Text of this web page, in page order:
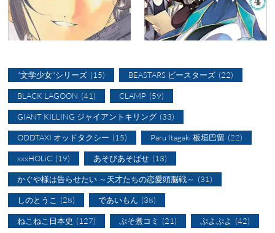
"文学少女"シリーズ (15) BEASTARS ビースターズ (22)
BLACK LAGOON (41) CLAMP (59)
GIANT KILLING ジャイアントキリング (33)
ODDTAXI オッドタクシー (15) Paru Itagaki 板垣巴留 (22)
xxxHOLiC (19) あそびあそばせ (13)
かぐや様は告らせたい ～天才たちの恋愛頭脳戦～ (31)
しのとうこ (28) であいもん (38)
ねこねこ日本史 (127) ぷそ煮コミ (21) ぷよぷよ (42)